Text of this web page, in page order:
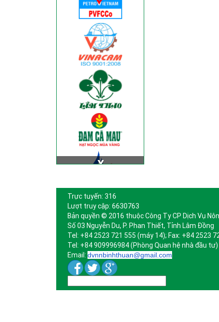
Trực tuyến: 316
Lượt truy cập: 6630763
Bản quyền © 2016 thuộc Công Ty CP Dịch Vụ
Số 03 Nguyễn Du, P. Phan Thiết, Tỉnh Lâm Đồng
Tel: +84 2523 721 555 (máy 14); Fax: +84 2523
Tel: +84 909996984 (Phòng Quan hệ nhà đầu tư)
Email: dvnnbinhthuan@gmail.com